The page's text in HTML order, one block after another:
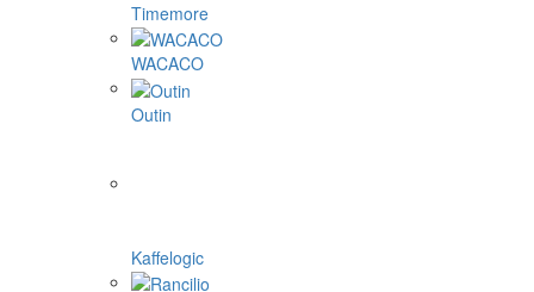
Timemore
WACACO
Outin
Kaffelogic